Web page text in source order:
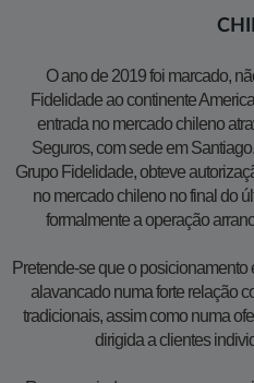
O ano de 2019 foi marcado,
Fidelidade ao continente
entrada no mercado chileno
Seguros, com sede em
Grupo Fidelidade, obteve
no mercado chileno no final do
formalmente a operação
Pretende-se que o
alavancado numa forte relação
tradicionais, assim como numa
dirigida a clientes